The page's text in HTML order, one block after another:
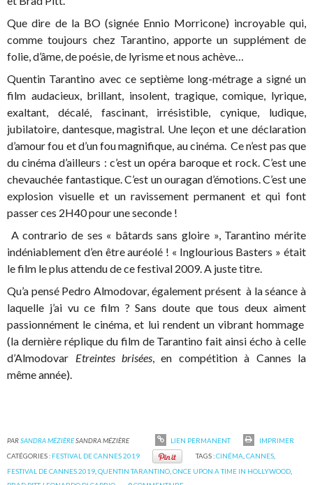
Que dire de la BO (signée Ennio Morricone) incroyable qui,
comme toujours chez Tarantino, apporte un supplément de
folie, d’âme, de poésie, de lyrisme et nous achève…
Quentin Tarantino avec ce septième long-métrage a signé un
film audacieux, brillant, insolent, tragique, comique, lyrique,
exaltant, décalé, fascinant, irrésistible, cynique, ludique,
jubilatoire, dantesque, magistral. Une leçon et une déclaration
d’amour fou et d’un fou magnifique, au cinéma. Ce n’est pas que
du cinéma d’ailleurs : c’est un opéra baroque et rock. C’est une
chevauchée fantastique. C’est un ouragan d’émotions. C’est une
explosion visuelle et un ravissement permanent et qui font
passer ces 2H40 pour une seconde !
A contrario de ses « bâtards sans gloire », Tarantino mérite
indéniablement d’en être auréolé ! « Inglourious Basters » était
le film le plus attendu de ce festival 2009. A juste titre.
Qu’a pensé Pedro Almodovar, également présent à la séance à
laquelle j’ai vu ce film ? Sans doute que tous deux aiment
passionnément le cinéma, et lui rendent un vibrant hommage
(la dernière réplique du film de Tarantino fait ainsi écho à celle
d’Almodovar Etreintes brisées, en compétition à Cannes la
même année).
PARSANDRA MÉZIÈRESANDRA MÉZIÈRE LIEN PERMANENT
IMPRIMER
CATÉGORIES : FESTIVAL DE CANNES 2019 TAGS :CINÉMA CANNES,
FESTIVAL DE CANNES 2019 ,QUENTIN TARANTINO ,ONCE UPON A TIME IN HOLLYWOOD